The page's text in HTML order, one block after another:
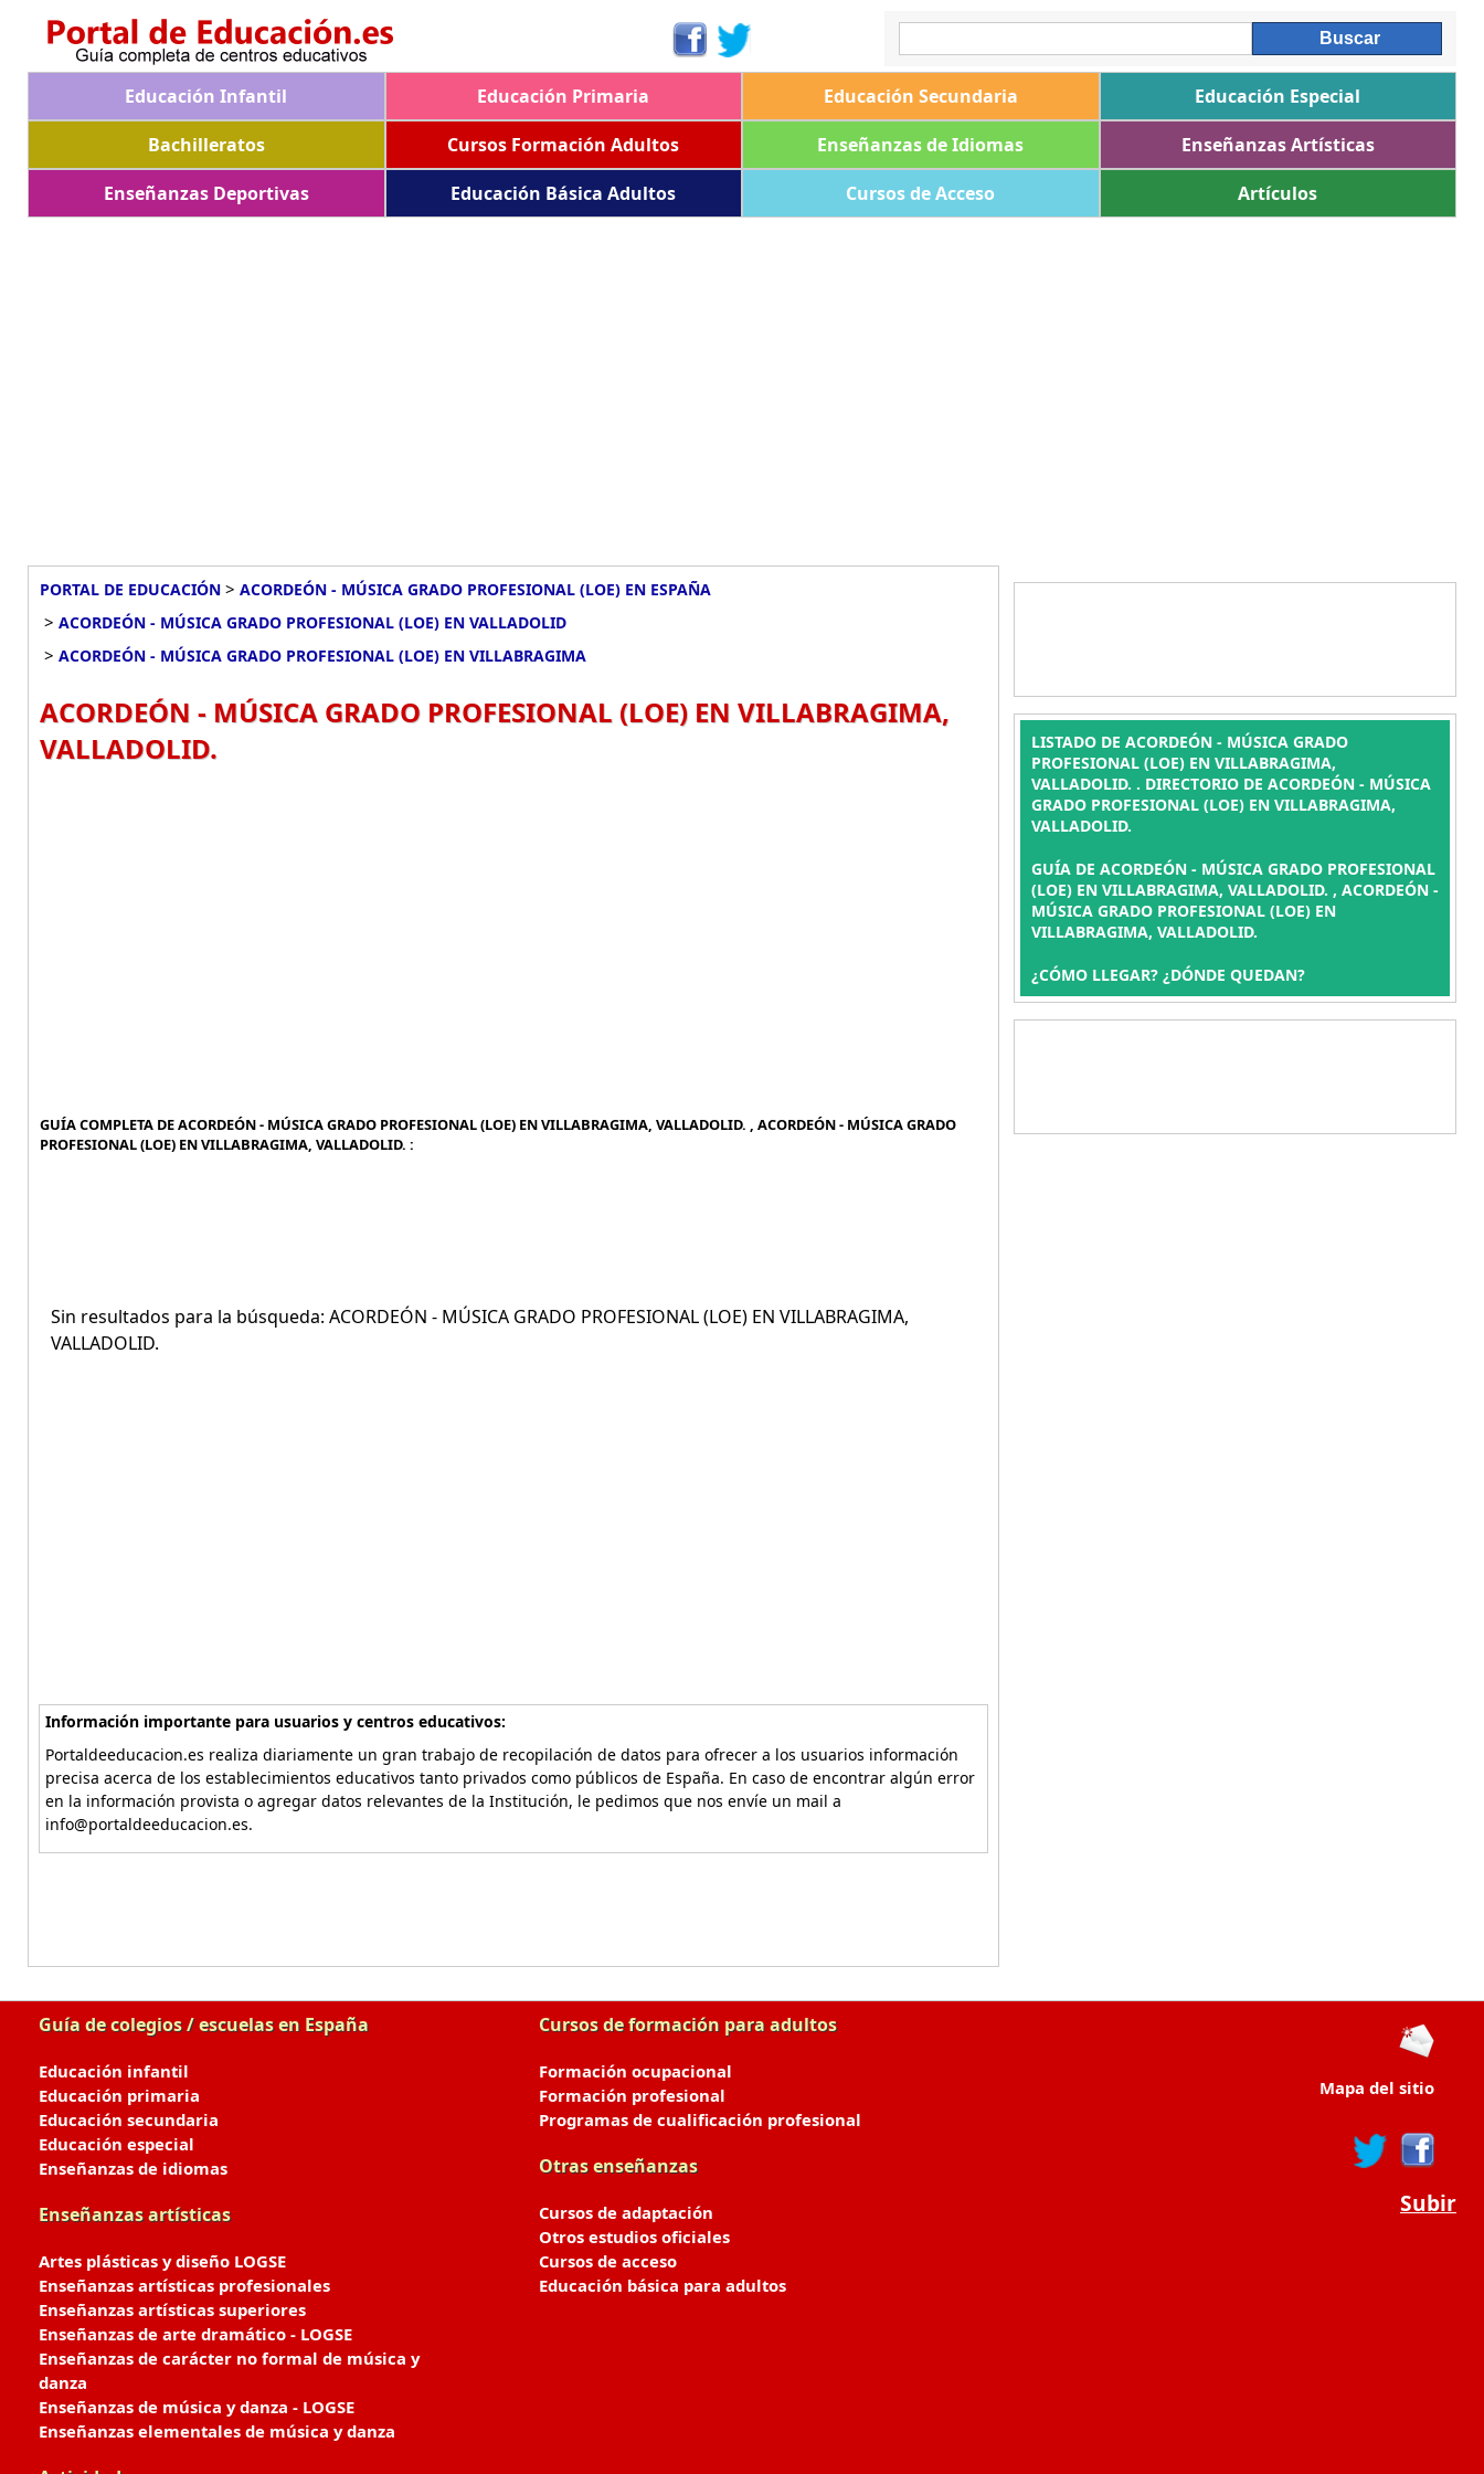
Educación Infantil Educación Primaria Educación Secundaria
Educación Especial
Bachilleratos
Cursos Formación Adultos Enseñanzas de Idiomas
Enseñanzas Artísticas
Enseñanzas Deportivas
Educación Básica Adultos Cursos de Acceso Artículos
PORTAL DE EDUCACIÓN > ACORDEÓN - MÚSICA GRADO PROFESIONAL (LOE) EN ESPAÑA
> ACORDEÓN - MÚSICA GRADO PROFESIONAL (LOE) EN VALLADOLID
> ACORDEÓN - MÚSICA GRADO PROFESIONAL (LOE) EN VILLABRAGIMA
ACORDEÓN - MÚSICA GRADO PROFESIONAL (LOE) EN VILLABRAGIMA,
VALLADOLID.
GUÍA COMPLETA DE ACORDEÓN - MÚSICA GRADO PROFESIONAL (LOE) EN VILLABRAGIMA, VALLADOLID. , ACORDEÓN - MÚSICA GRADO
PROFESIONAL (LOE) EN VILLABRAGIMA, VALLADOLID. :
Sin resultados para la búsqueda: ACORDEÓN - MÚSICA GRADO PROFESIONAL (LOE) EN VILLABRAGIMA,
VALLADOLID.
Información importante para usuarios y centros educativos:
Portaldeeducacion.es realiza diariamente un gran trabajo de recopilación de datos para ofrecer a los usuarios información
precisa acerca de los establecimientos educativos tanto privados como públicos de España. En caso de encontrar algún error
en la información provista o agregar datos relevantes de la Institución, le pedimos que nos envíe un mail a
info@portaldeeducacion.es.
LISTADO DE ACORDEÓN - MÚSICA GRADO
PROFESIONAL (LOE) EN VILLABRAGIMA,
VALLADOLID. . DIRECTORIO DE ACORDEÓN - MÚSICA
GRADO PROFESIONAL (LOE) EN VILLABRAGIMA,
VALLADOLID.
GUÍA DE ACORDEÓN - MÚSICA GRADO PROFESIONAL
(LOE) EN VILLABRAGIMA, VALLADOLID. , ACORDEÓN -
MÚSICA GRADO PROFESIONAL (LOE) EN
VILLABRAGIMA, VALLADOLID.
¿CÓMO LLEGAR? ¿DÓNDE QUEDAN?
Guía de colegios / escuelas en España
Educación infantil
Educación primaria
Educación secundaria
Educación especial
Enseñanzas de idiomas
Enseñanzas artísticas
Artes plásticas y diseño LOGSE
Enseñanzas artísticas profesionales
Enseñanzas artísticas superiores
Enseñanzas de arte dramático - LOGSE
Enseñanzas de carácter no formal de música y
danza
Enseñanzas de música y danza - LOGSE
Enseñanzas elementales de música y danza
Cursos de formación para adultos
Formación ocupacional
Formación profesional
Programas de cualificación profesional
Otras enseñanzas
Cursos de adaptación
Otros estudios oficiales
Cursos de acceso
Educación básica para adultos
Mapa del sitio
Subir